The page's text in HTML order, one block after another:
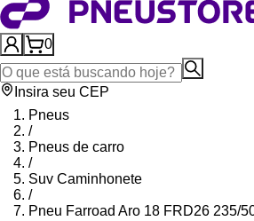
0
Insira seu CEP
Pneus
/
Pneus de carro
/
Suv Caminhonete
/
Pneu Farroad Aro 18 FRD26 235/